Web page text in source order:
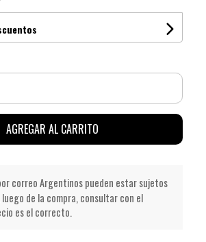
AGREGAR AL CARRITO
correo Argentinos pueden estar sujetos
de la compra, consultar con el
es el correcto.